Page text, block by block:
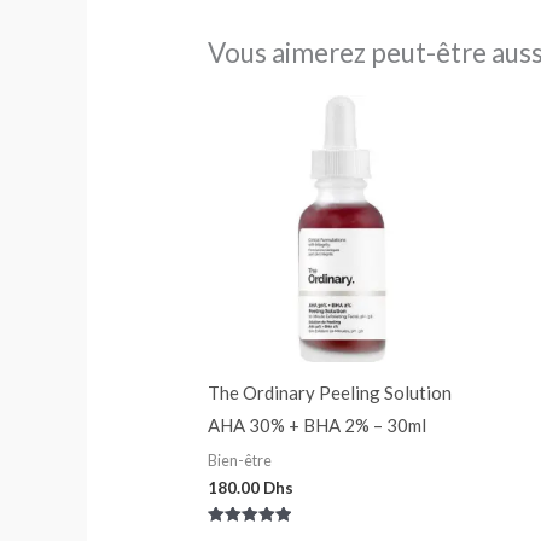
Vous aimerez peut-être
The Ordinary Peeling Solution
AHA 30% + BHA 2% – 30ml
Bien-être
180.00 Dhs